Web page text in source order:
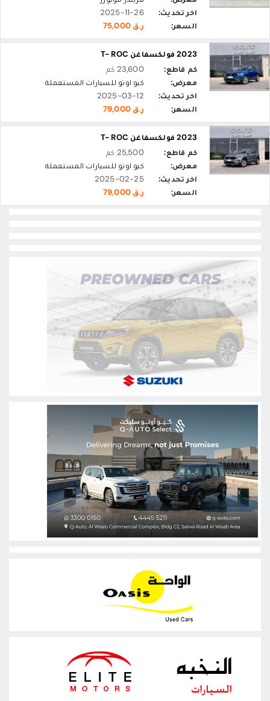
اخر تحديث:
2025-11-26
السعر:
ر.ق 75,000
2023 فولكسفاغن T- ROC
كم قاطع:
23,600 كم
معرض:
كيو اوتو للسيارات المستعملة
اخر تحديث:
2025-03-12
السعر:
ر.ق 79,000
2023 فولكسفاغن T- ROC
كم قاطع:
25,500 كم
معرض:
كيو اوتو للسيارات المستعملة
اخر تحديث:
2025-02-25
السعر:
ر.ق 79,000